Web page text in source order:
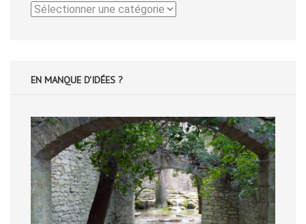
Catégories
EN MANQUE D'IDÉES ?